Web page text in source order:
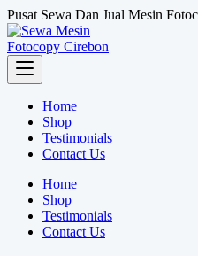
Skip
to
content
Pusat Sewa Dan Jual Mesin
Home
Shop
Testimonials
Contact Us
Home
Shop
Testimonials
Contact Us